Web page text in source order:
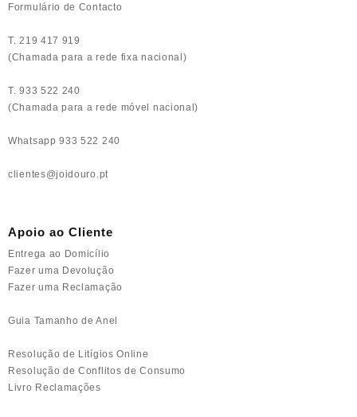
Formulário de Contacto
T. 219 417 919
(Chamada para a rede fixa nacional)
T. 933 522 240
(Chamada para a rede móvel nacional)
Whatsapp 933 522 240
clientes@joidouro.pt
Apoio ao Cliente
Entrega ao Domicílio
Fazer uma Devolução
Fazer uma Reclamação
Guia Tamanho de Anel
Resolução de Litígios Online
Resolução de Conflitos de Consumo
Livro Reclamações